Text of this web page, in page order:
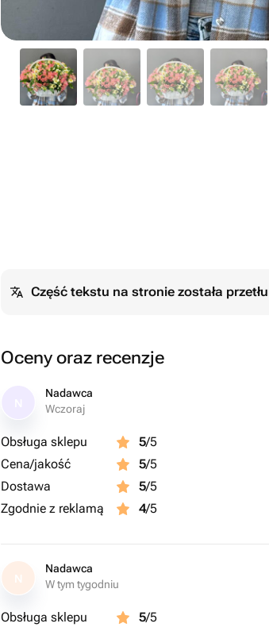
Część tekstu na stronie została
Oceny oraz recenzje
Nadawca
Wczoraj
Obsługa sklepu 5/5
Cena/jakość
5/5
Dostawa
5/5
Zgodnie z reklamą
4/5
N
Nadawca
W tym tygodniu
Obsługa sklepu 5/5